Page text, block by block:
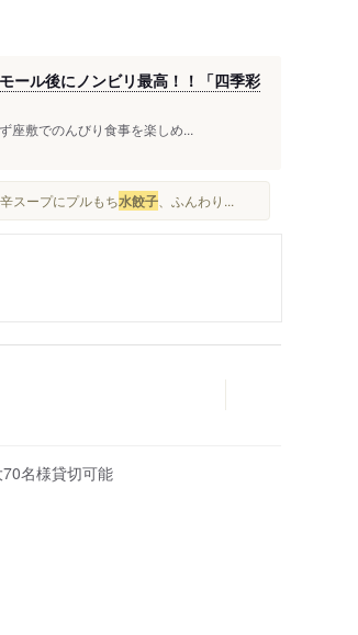
ール後にノンビリ最高！！「四季彩
座敷でのんびり食事を楽しめ...
スープにプルもち水餃子 、ふんわり...
名様貸切可能